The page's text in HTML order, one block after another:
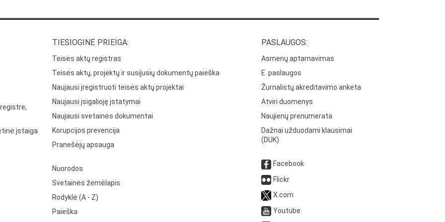
įstaiga
TIESIOGINĖ PRIEIGA:
Teisės aktų registras
Teisės aktų, projektų ir susijusių dokumentų paieška
Naujausi įregistruoti teisės aktų projektai
Naujausi įsigalioję įstatymai
Naujausi svetainės dokumentai
Korupcijos prevencija
Pranešėjų apsauga
Nuorodos
Svetainės žemėlapis
Rodyklė (A - Z)
Paieška
PASLAUGOS:
Asmenų aptarnavimas
E. paslaugos
Žurnalistų akreditavimo anketa
Atviri duomenys
Naujienų prenumerata
Dažnai užduodami klausimai
(DUK)
Facebook
Flickr
X.com
Youtube